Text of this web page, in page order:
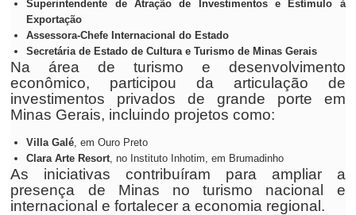
Superintendente de Atração de Investimentos e Estímulo à
Exportação
Assessora-Chefe Internacional do Estado
Secretária de Estado de Cultura e Turismo de Minas Gerais
Na área de turismo e desenvolvimento
econômico, participou da articulação de
investimentos privados de grande porte em
Minas Gerais, incluindo projetos como:
Villa Galé, em Ouro Preto
Clara Arte Resort, no Instituto Inhotim, em Brumadinho
As iniciativas contribuíram para ampliar a
presença de Minas no turismo nacional e
internacional e fortalecer a economia regional.